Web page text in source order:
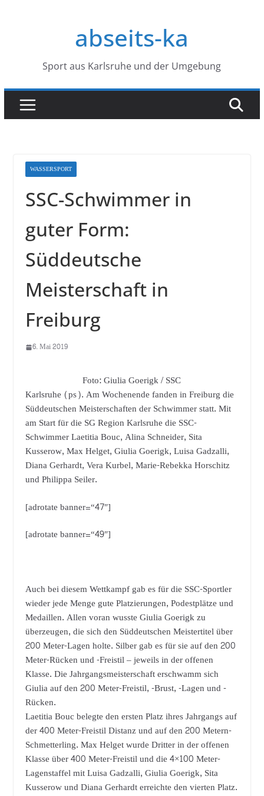
abseits-ka
Sport aus Karlsruhe und der Umgebung
WASSERSPORT
SSC-Schwimmer in
guter Form:
Süddeutsche
Meisterschaft in
Freiburg
6. Mai 2019
Foto: Giulia Goerigk / SSC
Karlsruhe (ps). Am Wochenende fanden in Freiburg die
Süddeutschen Meisterschaften der Schwimmer statt. Mit
am Start für die SG Region Karlsruhe die SSC-
Schwimmer Laetitia Bouc, Alina Schneider, Sita
Kusserow, Max Helget, Giulia Goerigk, Luisa Gadzalli,
Diana Gerhardt, Vera Kurbel, Marie-Rebekka Horschitz
und Philippa Seiler.
[adrotate banner=“47″]
[adrotate banner=“49″]
Auch bei diesem Wettkampf gab es für die SSC-Sportler
wieder jede Menge gute Platzierungen, Podestplätze und
Medaillen. Allen voran wusste Giulia Goerigk zu
überzeugen, die sich den Süddeutschen Meistertitel über
200 Meter-Lagen holte. Silber gab es für sie auf den 200
Meter-Rücken und -Freistil – jeweils in der offenen
Klasse. Die Jahrgangsmeisterschaft erschwamm sich
Giulia auf den 200 Meter-Freistil, -Brust, -Lagen und -
Rücken.
Laetitia Bouc belegte den ersten Platz ihres Jahrgangs auf
der 400 Meter-Freistil Distanz und auf den 200 Metern-
Schmetterling. Max Helget wurde Dritter in der offenen
Klasse über 400 Meter-Freistil und die 4×100 Meter-
Lagenstaffel mit Luisa Gadzalli, Giulia Goerigk, Sita
Kusserow und Diana Gerhardt erreichte den vierten Platz.